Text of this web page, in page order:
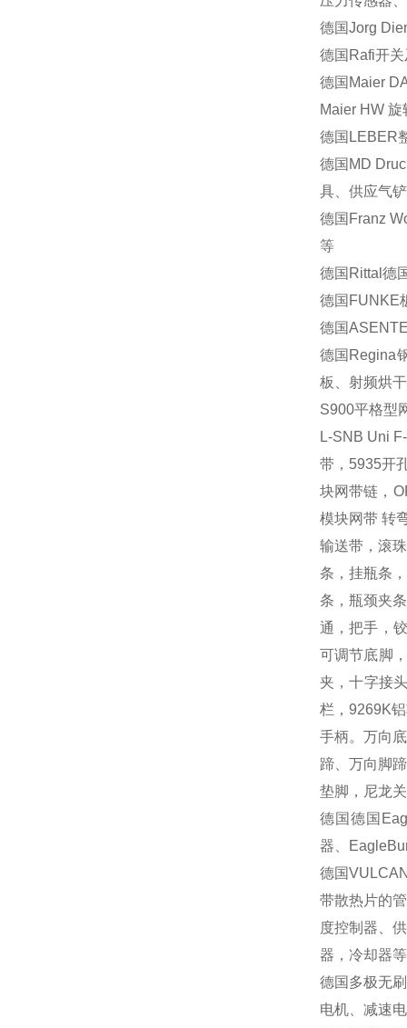
德国Jorg
德国 Rafi开
德国 Maier
Maier HW 旋
德国 LEBER
德国 MD
具、供应气
德国 Franz
等
德国 Rittal 德
德国 FUNKE
德国
德国 Regina
板、射频烘
S900平格型
L-SNB Uni
带， 5935开
块网带链，
模块网带 转
输送带，滚
条，挂瓶条
条，瓶颈夹
通，把手，
可调节底脚
夹，十字接
栏， 9269K
手柄。万向
蹄、万向脚
垫脚，尼龙
德国德国
器、
德国
带散热片的
度控制器、
器，冷却器
德国多极无
电机、减速